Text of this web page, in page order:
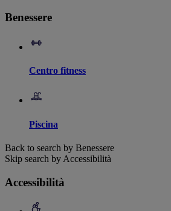
Benessere
Centro fitness
Piscina
Back to search by Benessere
Skip search by Accessibilità
Accessibilità